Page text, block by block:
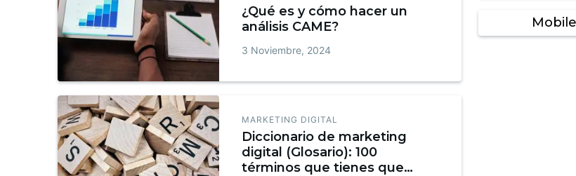
¿Qué es y cómo hacer un
análisis CAME?
3 Noviembre, 2024
MARKETING DIGITAL
Diccionario de marketing
digital (Glosario): 100
términos que tienes que